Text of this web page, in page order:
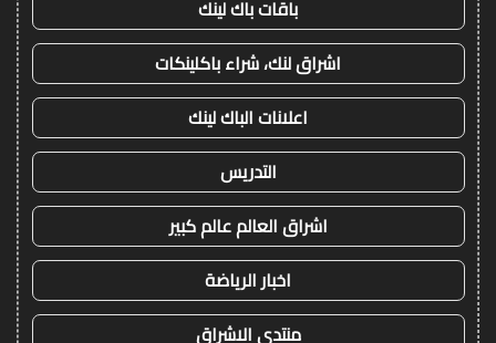
باقات باك لينك
اشراق لنك، شراء باكلينكات
اعلانات الباك لينك
التدريس
اشراق العالم عالم كبير
اخبار الرياضة
منتدى الاشراق